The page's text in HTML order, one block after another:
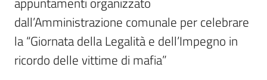
A
dall’Amministrazione comunale per celebrare
la “Giornata della Legalità e dell’Impegno in
ricordo delle vittime di mafia”